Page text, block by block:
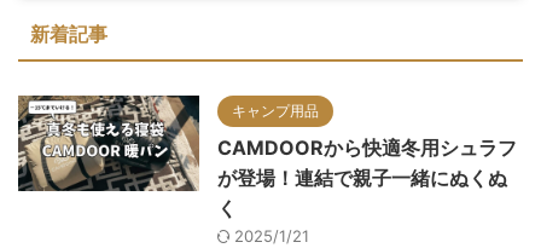
新着記事
キャンプ用品
CAMDOORから快適冬用シュラフ
が登場！連結で親子一緒にぬくぬ
く
2025/1/21